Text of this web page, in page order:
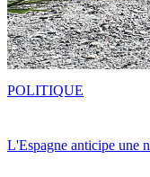
L'Espagne anticipe une
POLITIQUE